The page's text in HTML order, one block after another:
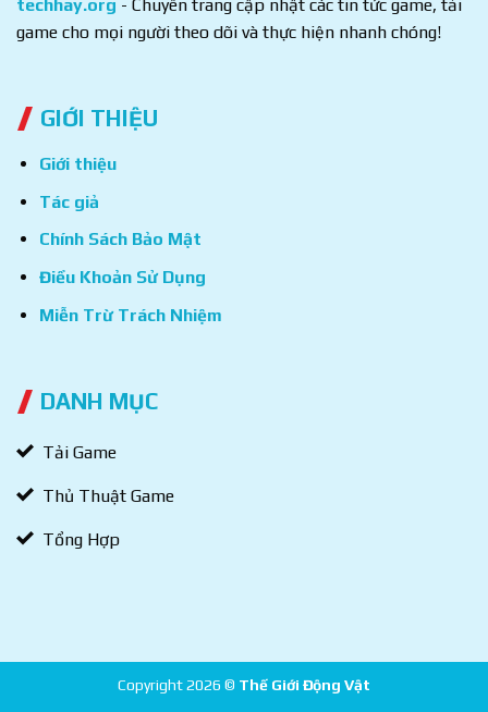
techhay.org - Chuyên trang cập nhật các tin tức game, tải
game cho mọi người theo dõi và thực hiện nhanh chóng!
GIỚI THIỆU
Giới thiệu
Tác giả
Chính Sách Bảo Mật
Điều Khoản Sử Dụng
Miễn Trừ Trách Nhiệm
DANH MỤC
Tải Game
Thủ Thuật Game
Tổng Hợp
Copyright 2026 © Thế Giới Động Vật